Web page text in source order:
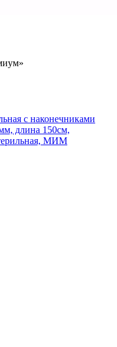
с наконечниками
длина 150см,
МИМ